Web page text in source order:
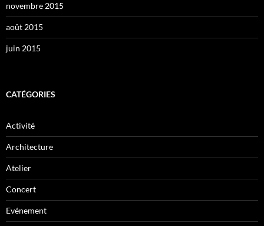
novembre 2015
août 2015
juin 2015
CATÉGORIES
Activité
Architecture
Atelier
Concert
Evénement